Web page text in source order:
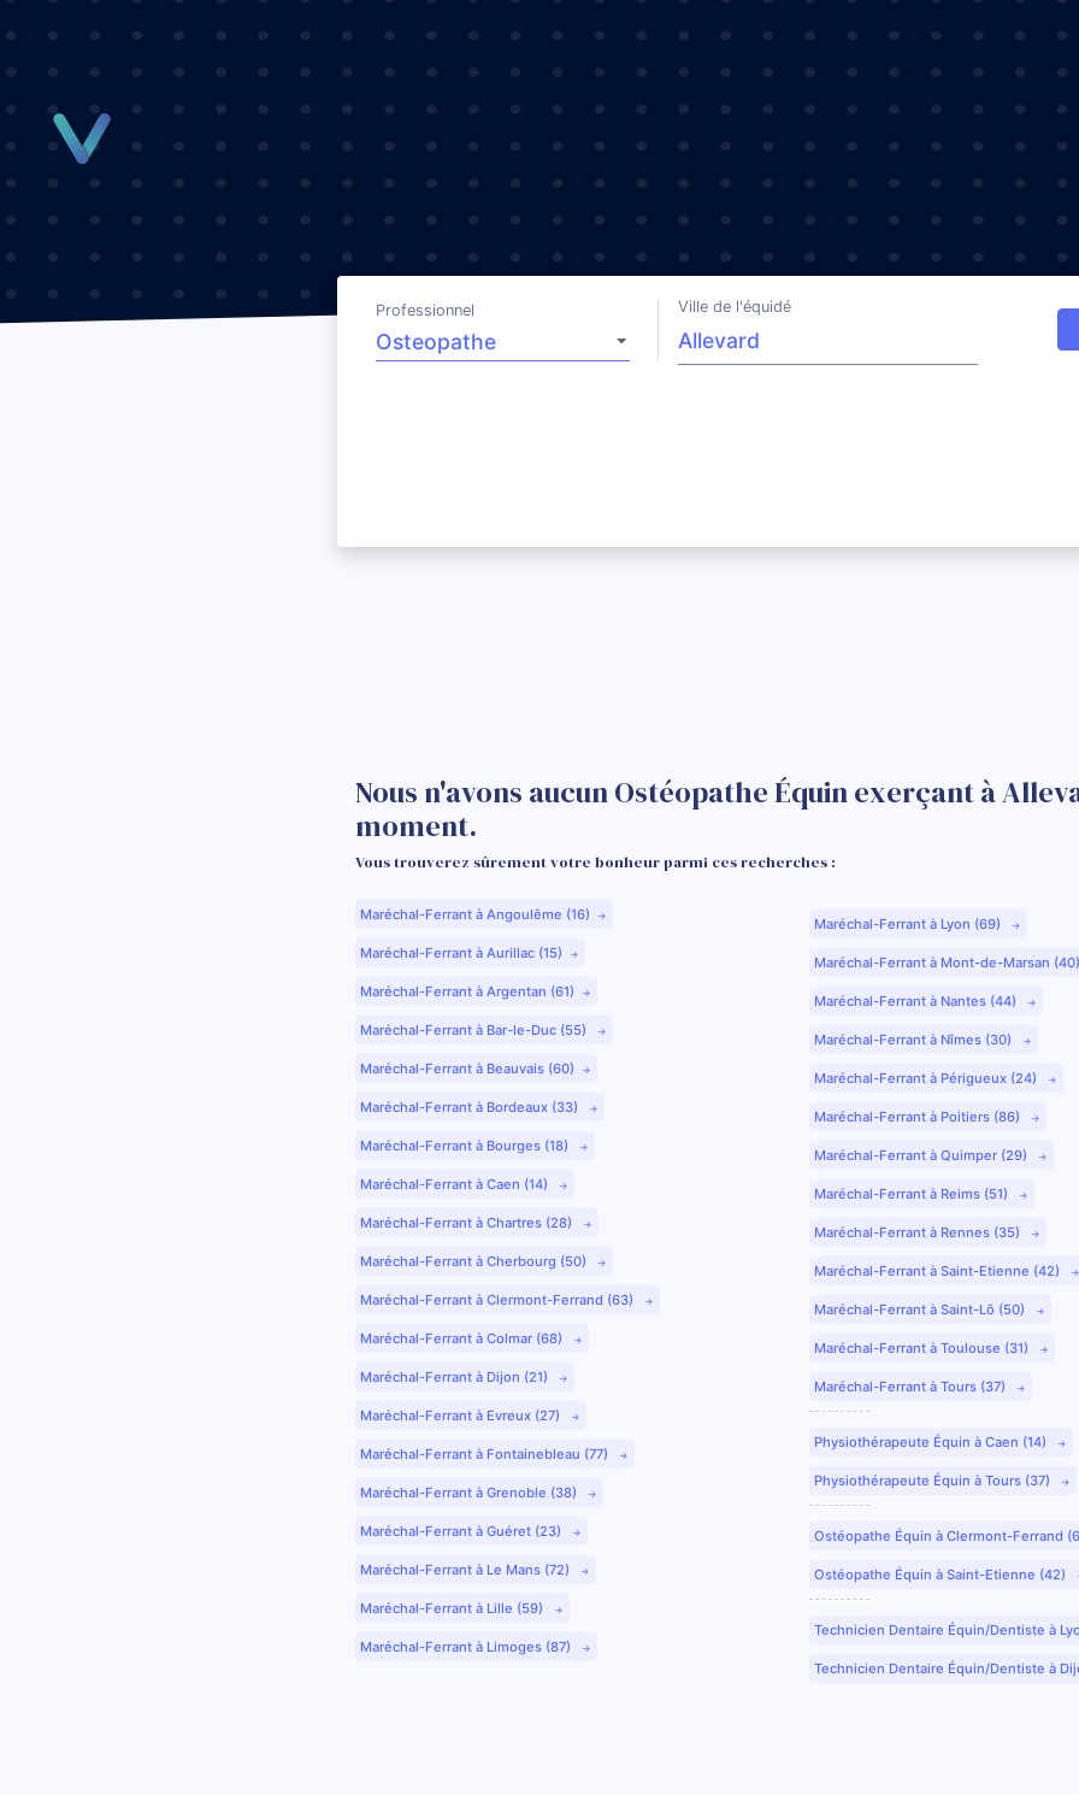
Professionnel Ville de l'équidé
Nous n'avons aucun Ostéopathe Équin exerçant à
moment.
Vous trouverez sûrement votre bonheur parmi ces recherches :
Maréchal-Ferrant à Angoulême (16)
Maréchal-Ferrant à Aurillac (15)
Maréchal-Ferrant à Argentan (61)
Maréchal-Ferrant à Bar-le-Duc (55)
Maréchal-Ferrant à Beauvais (60)
Maréchal-Ferrant à Bordeaux (33)
Maréchal-Ferrant à Bourges (18)
Maréchal-Ferrant à Caen (14)
Maréchal-Ferrant à Chartres (28)
Maréchal-Ferrant à Cherbourg (50)
Maréchal-Ferrant à Clermont-Ferrand (63)
Maréchal-Ferrant à Colmar (68)
Maréchal-Ferrant à Dijon (21)
Maréchal-Ferrant à Evreux (27)
Maréchal-Ferrant à Fontainebleau (77)
Maréchal-Ferrant à Grenoble (38)
Maréchal-Ferrant à Guéret (23)
Maréchal-Ferrant à Le Mans (72)
Maréchal-Ferrant à Lille (59)
Maréchal-Ferrant à Limoges (87)
Maréchal-Ferrant à Lyon (69)
Maréchal-Ferrant à Mont-de-Marsan
Maréchal-Ferrant à Nantes (44)
Maréchal-Ferrant à Nîmes (30)
Maréchal-Ferrant à Périgueux (24)
Maréchal-Ferrant à Poitiers (86)
Maréchal-Ferrant à Quimper (29)
Maréchal-Ferrant à Reims (51)
Maréchal-Ferrant à Rennes (35)
Maréchal-Ferrant à Saint-Etienne (42)
Maréchal-Ferrant à Saint-Lô (50)
Maréchal-Ferrant à Toulouse (31)
Maréchal-Ferrant à Tours (37)
Physiothérapeute Équin à Caen (14)
Physiothérapeute Équin à Tours (37)
Ostéopathe Équin à Clermont-Ferrand
Ostéopathe Équin à Saint-Etienne (42)
Technicien Dentaire Équin/Dentiste à
Technicien Dentaire Équin/Dentiste à